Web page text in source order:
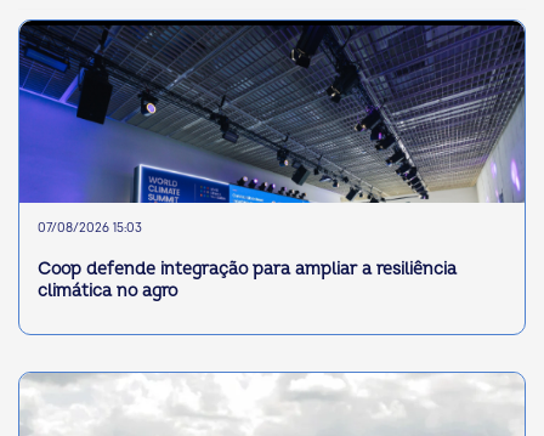
07/08/2026 15:03
Coop defende integração para ampliar a resiliência
climática no agro